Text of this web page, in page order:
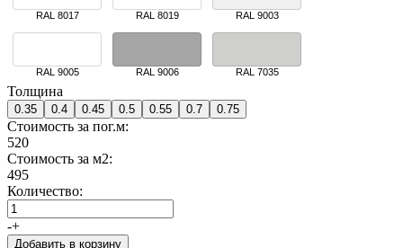
RAL 8017 RAL 8019 RAL 9003
RAL 9005 RAL 9006 RAL 7035
Толщина
0.35 0.4 0.45 0.5 0.55 0.7 0.75
Стоимость за пог.м:
520
Стоимость за м2:
495
Количество:
-+
Добавить в корзину